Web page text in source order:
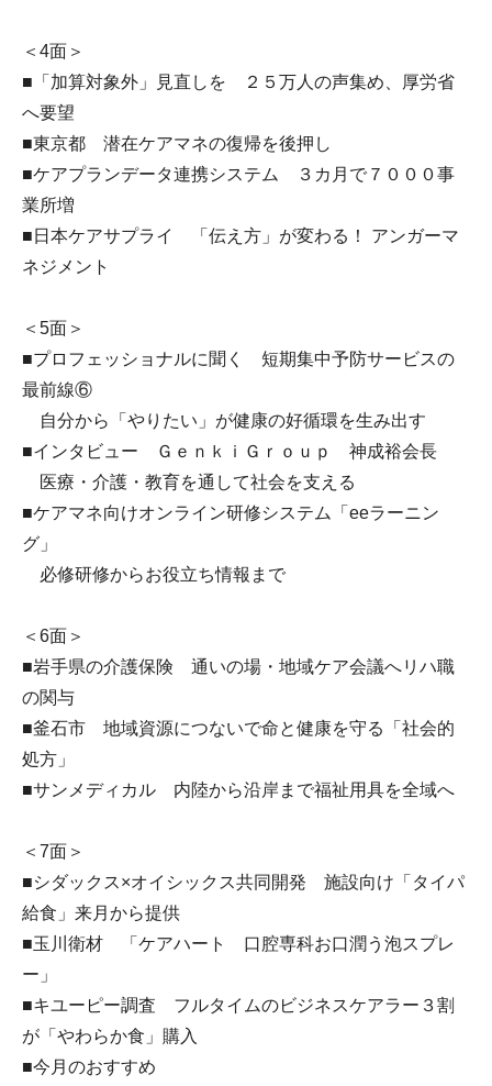
＜4面＞
■「加算対象外」見直しを ２５万人の声集め、厚労省
へ要望
■東京都 潜在ケアマネの復帰を後押し
■ケアプランデータ連携システム ３カ月で７０００事
業所増
■日本ケアサプライ 「伝え方」が変わる！ アンガーマ
ネジメント
＜5面＞
■プロフェッショナルに聞く 短期集中予防サービスの
最前線⑥
自分から「やりたい」が健康の好循環を生み出す
■インタビュー ＧｅｎｋｉＧｒｏｕｐ 神成裕会長
医療・介護・教育を通して社会を支える
■ケアマネ向けオンライン研修システム「eeラーニン
グ」
必修研修からお役立ち情報まで
＜6面＞
■岩手県の介護保険 通いの場・地域ケア会議へリハ職
の関与
■釜石市 地域資源につないで命と健康を守る「社会的
処方」
■サンメディカル 内陸から沿岸まで福祉用具を全域へ
＜7面＞
■シダックス×オイシックス共同開発 施設向け「タイパ
給食」来月から提供
■玉川衛材 「ケアハート 口腔専科お口潤う泡スプレ
ー」
■キユーピー調査 フルタイムのビジネスケアラー３割
が「やわらか食」購入
■今月のおすすめ